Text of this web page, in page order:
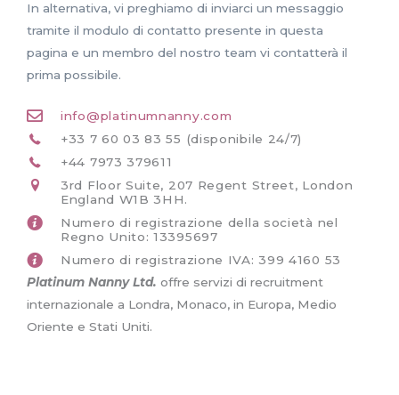
In alternativa, vi preghiamo di inviarci un messaggio
tramite il modulo di contatto presente in questa
pagina e un membro del nostro team vi contatterà il
prima possibile.
info@platinumnanny.com
+33 7 60 03 83 55 (disponibile 24/7)
+44 7973 379611
3rd Floor Suite, 207 Regent Street, London
England W1B 3HH.
Numero di registrazione della società nel
Regno Unito: 13395697
Numero di registrazione IVA: 399 4160 53
Platinum Nanny Ltd. offre servizi di recruitment
internazionale a Londra, Monaco, in Europa, Medio
Oriente e Stati Uniti.